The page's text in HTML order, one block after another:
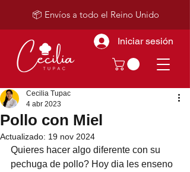
Iniciar sesión
📦 Envíos a todo el Reino Unido
Pollo con Miel
Cecilia Tupac
4 abr 2023
Actualizado: 19 nov 2024
Quieres hacer algo diferente con su
pechuga de pollo? Hoy dia les enseno